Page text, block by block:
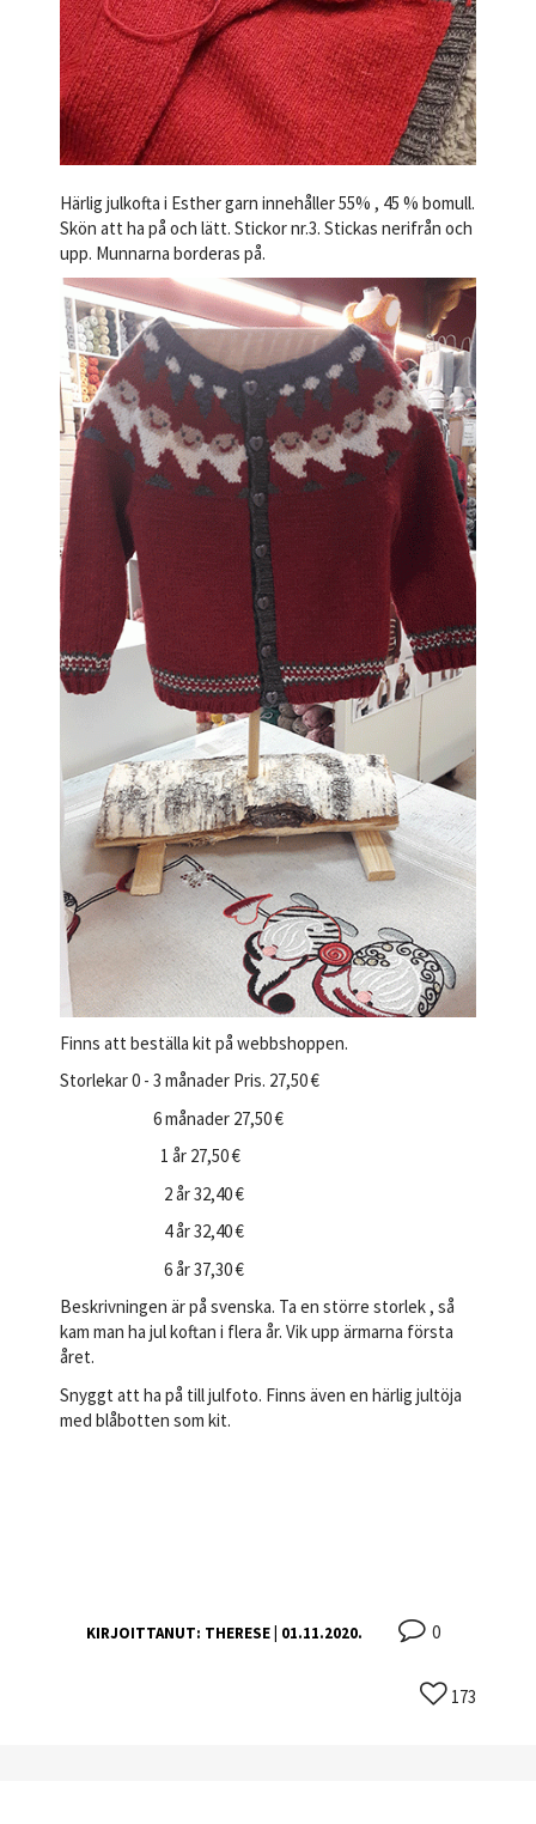
Härlig julkofta i Esther garn innehåller 55% , 45 % bomull.
Skön att ha på och lätt. Stickor nr.3. Stickas nerifrån och
upp. Munnarna borderas på.
Finns att beställa kit på webbshoppen.
Storlekar 0 - 3 månader Pris. 27,50 €
6 månader 27,50 €
1 år 27,50 €
2 år 32,40 €
4 år 32,40 €
6 år 37,30 €
Beskrivningen är på svenska. Ta en större storlek , så
kam man ha jul koftan i flera år. Vik upp ärmarna första
året.
Snyggt att ha på till julfoto. Finns även en härlig jultöja
med blåbotten som kit.
KIRJOITTANUT: THERESE | 01.11.2020. 0
173